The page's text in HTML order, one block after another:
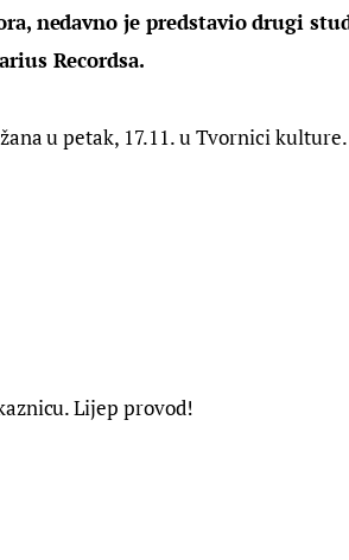
nedavno je predstavio drugi
Recordsa.
u petak, 17.11. u Tvornici
Lijep provod!